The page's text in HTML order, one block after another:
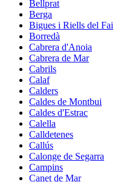
Bellprat
Berga
Bigues i Riells del Fai
Borredà
Cabrera d'Anoia
Cabrera de Mar
Cabrils
Calaf
Calders
Caldes de Montbui
Caldes d'Estrac
Calella
Calldetenes
Callús
Calonge de Segarra
Campins
Canet de Mar